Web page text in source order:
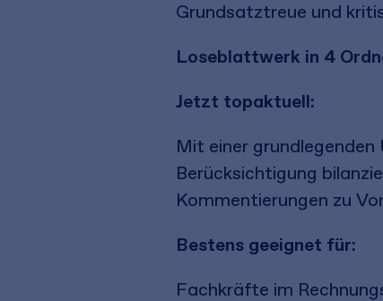
Grundsatztreue und
Loseblattwerk in 4
Jetzt topaktuell:
Mit einer
Berücksichtigung
Kommentierungen zu
Bestens geeignet für:
Fachkräfte im